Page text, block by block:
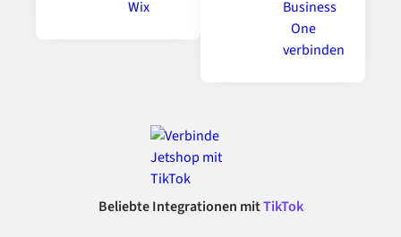
Beliebte Integrationen mitTikTok